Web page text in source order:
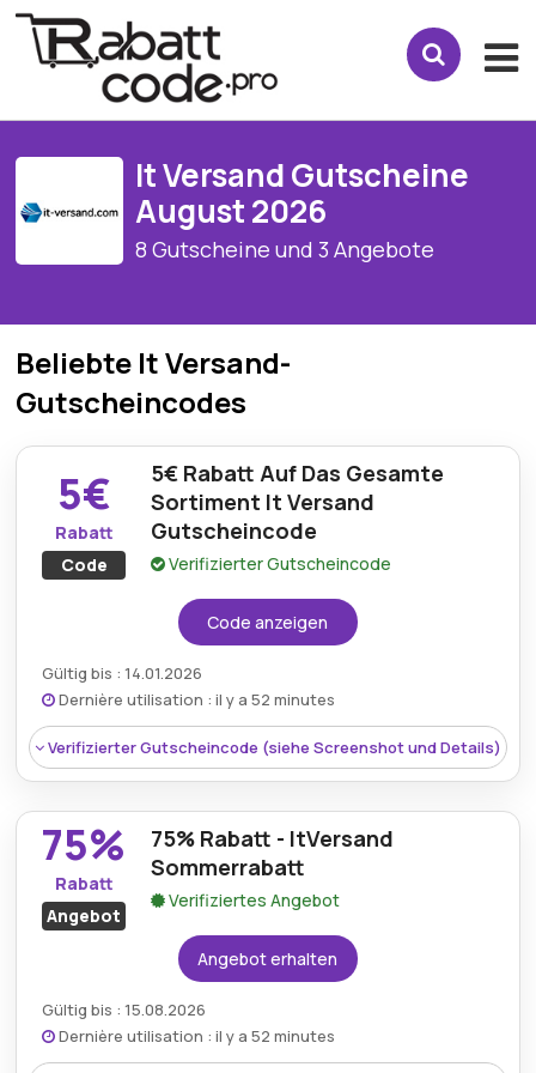
It Versand Gutscheine
August 2026
8 Gutscheine und 3 Angebote
Beliebte It Versand-
Gutscheincodes
5€
Rabatt
Code
5€ Rabatt Auf Das Gesamte
Sortiment It Versand
Gutscheincode
Verifizierter Gutscheincode
Code anzeigen
Gültig bis : 14.01.2026
Dernière utilisation : il y a 52 minutes
Verifizierter Gutscheincode (siehe Screenshot und Details)
75%
Rabatt
Angebot
75% Rabatt - ItVersand
Sommerrabatt
Verifiziertes Angebot
Angebot erhalten
Gültig bis : 15.08.2026
Dernière utilisation : il y a 52 minutes